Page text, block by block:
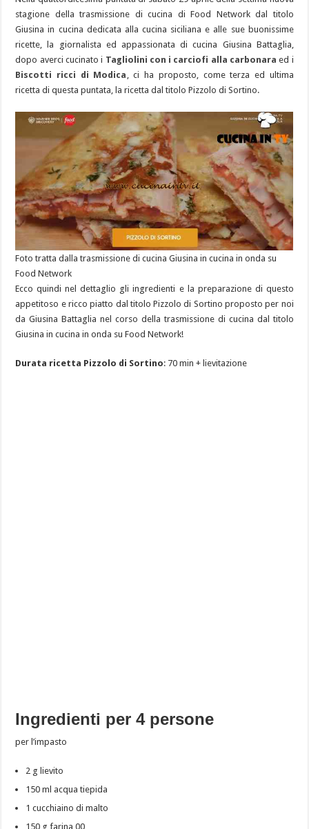
stagione della trasmissione di cucina di Food Network dal titolo
Giusina in cucina dedicata alla cucina siciliana e alle sue buonissime
ricette, la giornalista ed appassionata di cucina Giusina Battaglia,
dopo averci cucinato i Tagliolini con i carciofi alla carbonara ed i
Biscotti ricci di Modica , ci ha proposto, come terza ed ultima
ricetta di questa puntata, la ricetta dal titolo Pizzolo di Sortino.
Foto tratta dalla trasmissione di cucina Giusina in cucina in onda su
Food Network
Ecco quindi nel dettaglio gli ingredienti e la preparazione di questo
appetitoso e ricco piatto dal titolo Pizzolo di Sortino proposto per noi
da Giusina Battaglia nel corso della trasmissione di cucina dal titolo
Giusina in cucina in onda su Food Network!
Durata ricetta Pizzolo di Sortino: 70 min + lievitazione
Ingredienti per 4 persone
per l’impasto
2 g lievito
150 ml acqua tiepida
1 cucchiaino di malto
150 g farina 00